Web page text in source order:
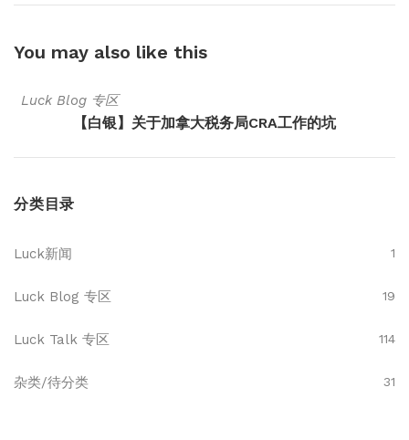
You may also like this
Luck Blog 专区
【白银】关于加拿大税务局CRA工作的坑
分类目录
Luck新闻 1
Luck Blog 专区 19
Luck Talk 专区 114
杂类/待分类 31